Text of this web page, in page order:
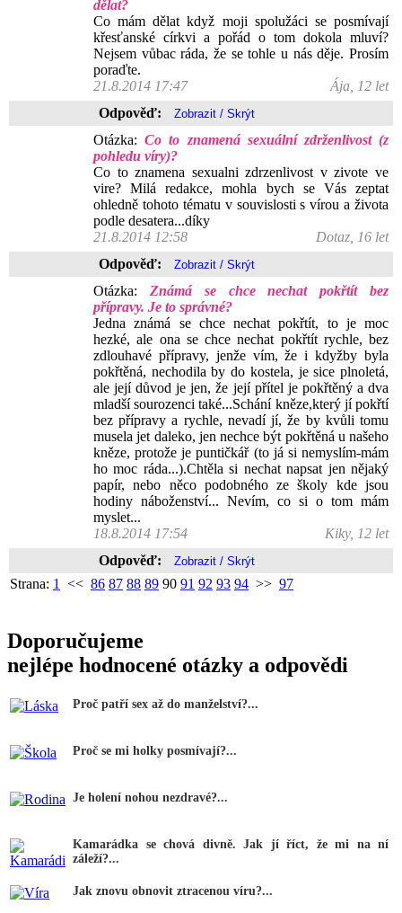
dělat?
Co mám dělat když moji spolužáci se posmívají
křesťanské církvi a pořád o tom dokola mluví?
Nejsem vůbac ráda, že se tohle u nás děje. Prosím
poraďte.
21.8.2014 17:47
Ája, 12 let
Odpověď:
Otázka:Co to znamená sexuální zdrženlivost (z
pohledu víry)?
Co to znamena sexualni zdrzenlivost v zivote ve
vire? Milá redakce, mohla bych se Vás zeptat
ohledně tohoto tématu v souvislosti s vírou a života
podle desatera...díky
21.8.2014 12:58
Dotaz, 16 let
Odpověď:
Otázka: Známá se chce nechat pokřtít bez
přípravy. Je to správné?
Jedna známá se chce nechat pokřtít, to je moc
hezké, ale ona se chce nechat pokřtít rychle, bez
zdlouhavé přípravy, jenže vím, že i kdyžby byla
pokřtěná, nechodila by do kostela, je sice plnoletá,
ale její důvod je jen, že její přítel je pokřtěný a dva
mladší sourozenci také...Schání kněze,který jí pokřtí
bez přípravy a rychle, nevadí jí, že by kvůli tomu
musela jet daleko, jen nechce být pokřtěná u našeho
kněze, protože je puntičkář (to já si nemyslím-mám
ho moc ráda...).Chtěla si nechat napsat jen nějaký
papír, nebo něco podobného ze školy kde jsou
hodiny náboženství... Nevím, co si o tom mám
myslet...
18.8.2014 17:54
Kiky, 12 let
Odpověď:
Strana: 1 << 86 87 88 89 90 91 92 93 94 >> 97
Doporučujeme
nejlépe hodnocené otázky a odpovědi
Proč patří sex až do manželství?...
Proč se mi holky posmívají?...
Je holení nohou nezdravé?...
Kamarádka se chová divně. Jak jí říct, že mi na ní
záleží?...
Jak znovu obnovit ztracenou víru?...